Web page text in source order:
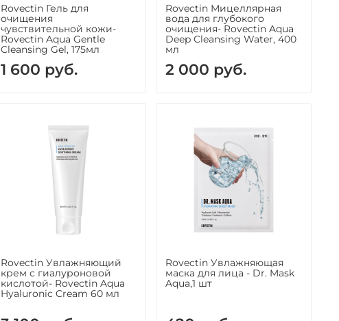
Rovectin Гель для
очищения
чувствительной кожи-
Rovectin Aqua Gentle
Cleansing Gel, 175мл
1 600 руб.
Rovectin Мицеллярная
вода для глубокого
очищения- Rovectin Aqua
Deep Cleansing Water, 400
мл
2 000 руб.
Rovectin Увлажняющий
крем с гиалуроновой
кислотой- Rovectin Aqua
Hyaluronic Cream 60 мл
Rovectin Увлажняющая
маска для лица - Dr. Mask
Aqua,1 шт